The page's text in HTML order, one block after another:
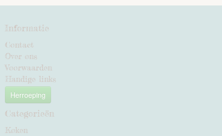
Informatie
Contact
Over ons
Voorwaarden
Handige links
Herroeping
Categorieën
Koken